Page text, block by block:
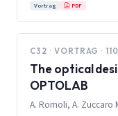
Vortrag PDF
C32 · VORTRAG ·
The optical
OPTOLAB
A. Romoli, A. Zuccaro